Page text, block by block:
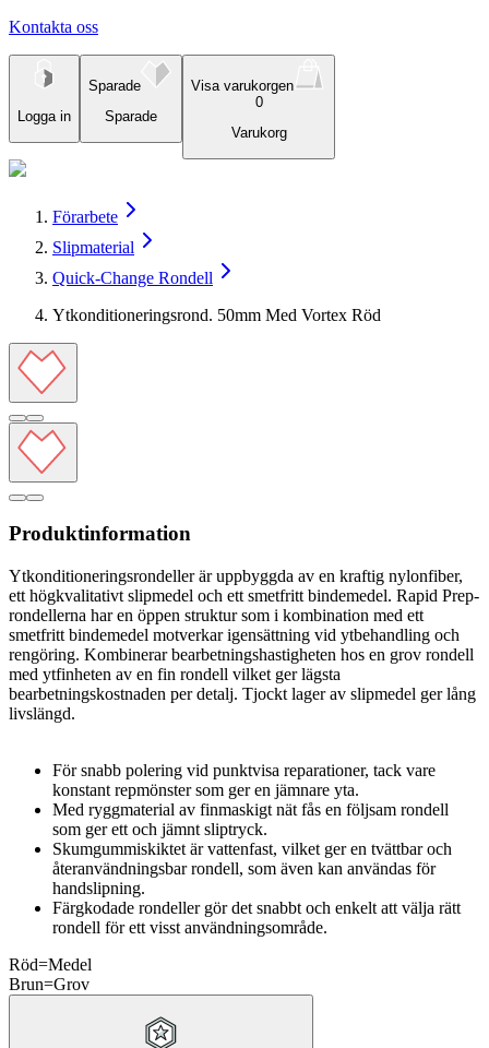
Kontakta oss
Logga in
Sparade
Sparade
Visa varukorgen
0
Varukorg
Förarbete
Slipmaterial
Quick-Change Rondell
Ytkonditioneringsrond. 50mm Med Vortex Röd
Produktinformation
Ytkonditioneringsrondeller är uppbyggda av en kraftig nylonfiber,
ett högkvalitativt slipmedel och ett smetfritt bindemedel. Rapid Prep-
rondellerna har en öppen struktur som i kombination med ett
smetfritt bindemedel motverkar igensättning vid ytbehandling och
rengöring. Kombinerar bearbetningshastigheten hos en grov rondell
med ytfinheten av en fin rondell vilket ger lägsta
bearbetningskostnaden per detalj. Tjockt lager av slipmedel ger lång
livslängd.
För snabb polering vid punktvisa reparationer, tack vare
konstant repmönster som ger en jämnare yta.
Med ryggmaterial av finmaskigt nät fås en följsam rondell
som ger ett och jämnt sliptryck.
Skumgummiskiktet är vattenfast, vilket ger en tvättbar och
återanvändningsbar rondell, som även kan användas för
handslipning.
Färgkodade rondeller gör det snabbt och enkelt att välja rätt
rondell för ett visst användningsområde.
Röd=Medel
Brun=Grov